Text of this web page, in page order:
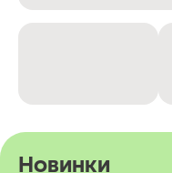
Новинки